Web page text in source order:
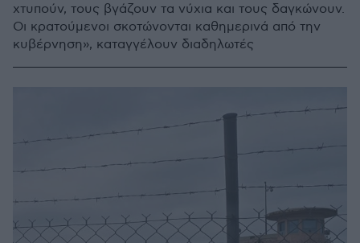
χτυπούν, τους βγάζουν τα νύχια και τους δαγκώνουν.
Οι κρατούμενοι σκοτώνονται καθημερινά από την
κυβέρνηση», καταγγέλουν διαδηλωτές